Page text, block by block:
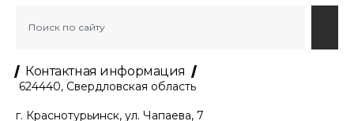
Контактная информация
624440, Свердловская область
г. Краснотурьинск, ул. Чапаева, 7